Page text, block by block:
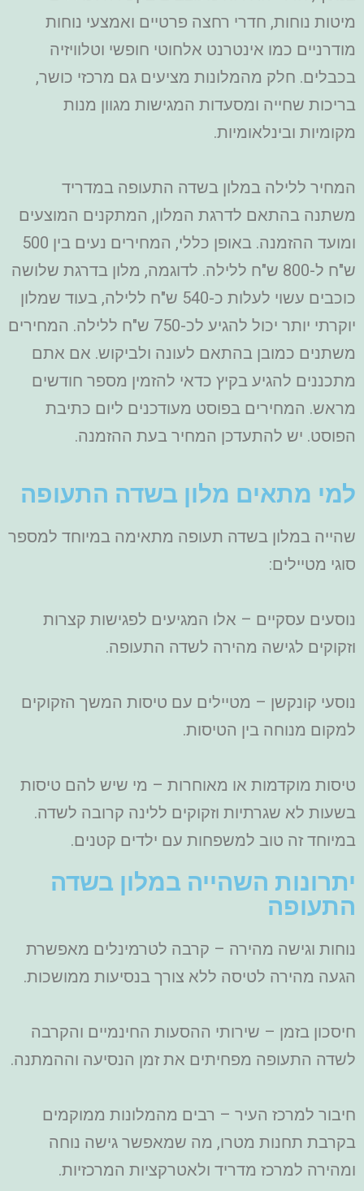
מיטות נוחות, חדרי רחצה פרטיים ואמצעי נוחות
מודרניים כמו אינטרנט אלחוטי חופשי וטלוויזיה
בכבלים. חלק מהמלונות מציעים גם מרכזי כושר,
בריכות שחייה ומסעדות המגישות מגוון מנות
מקומיות ובינלאומיות.
המחיר ללילה במלון בשדה התעופה במדריד
משתנה בהתאם לדרגת המלון, המתקנים המוצעים
ומועד ההזמנה. באופן כללי, המחירים נעים בין 500
ש"ח ל-800 ש"ח ללילה. לדוגמה, מלון בדרגת שלושה
כוכבים עשוי לעלות כ-540 ש"ח ללילה, בעוד שמלון
יוקרתי יותר יכול להגיע לכ-750 ש"ח ללילה. המחירים
משתנים כמובן בהתאם לעונה ולביקוש. אם אתם
מתכננים להגיע בקיץ כדאי להזמין מספר חודשים
מראש. המחירים בפוסט מעודכנים ליום כתיבת
הפוסט. יש להתעדכן המחיר בעת ההזמנה.
למי מתאים מלון בשדה התעופה
שהייה במלון בשדה תעופה מתאימה במיוחד למספר
סוגי מטיילים:
נוסעים עסקיים – אלו המגיעים לפגישות קצרות
וזקוקים לגישה מהירה לשדה התעופה.
נוסעי קונקשן – מטיילים עם טיסות המשך הזקוקים
למקום מנוחה בין הטיסות.
טיסות מוקדמות או מאוחרות – מי שיש להם טיסות
בשעות לא שגרתיות וזקוקים ללינה קרובה לשדה.
במיוחד זה טוב למשפחות עם ילדים קטנים.
יתרונות השהייה במלון בשדה
התעופה
נוחות וגישה מהירה – קרבה לטרמינלים מאפשרת
הגעה מהירה לטיסה ללא צורך בנסיעות ממושכות.
חיסכון בזמן – שירותי ההסעות החינמיים והקרבה
לשדה התעופה מפחיתים את זמן הנסיעה וההמתנה.
חיבור למרכז העיר – רבים מהמלונות ממוקמים
בקרבת תחנות מטרו, מה שמאפשר גישה נוחה
ומהירה למרכז מדריד ולאטרקציות המרכזיות.